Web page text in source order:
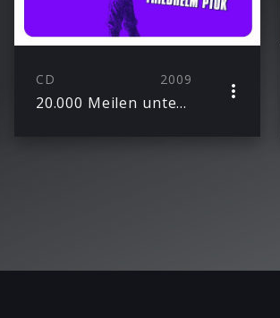
CD 2009
20.000 Meilen unter dem Meer